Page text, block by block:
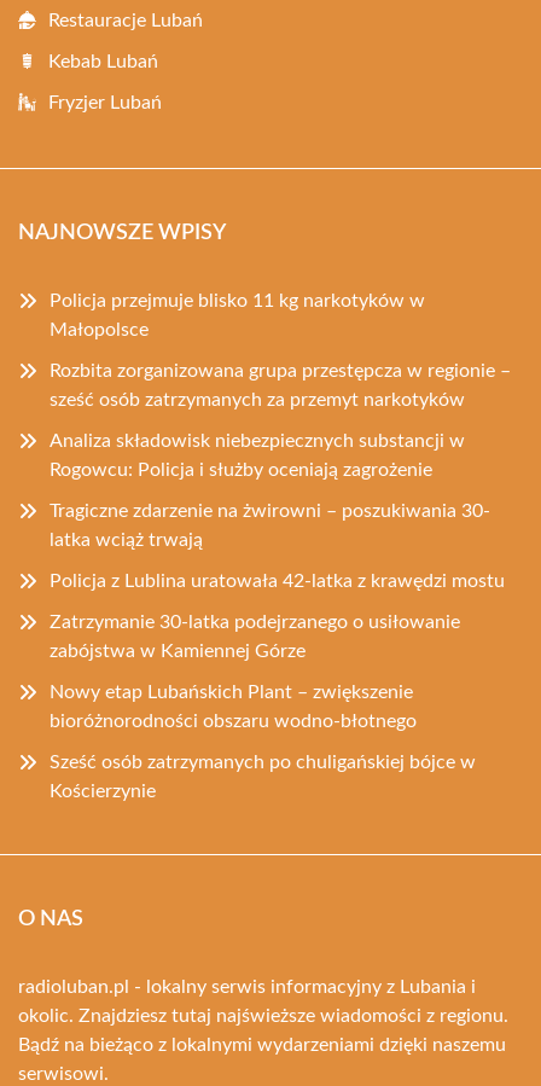
Restauracje Lubań
Kebab Lubań
Fryzjer Lubań
NAJNOWSZE WPISY
Policja przejmuje blisko 11 kg narkotyków w
Małopolsce
Rozbita zorganizowana grupa przestępcza w regionie –
sześć osób zatrzymanych za przemyt narkotyków
Analiza składowisk niebezpiecznych substancji w
Rogowcu: Policja i służby oceniają zagrożenie
Tragiczne zdarzenie na żwirowni – poszukiwania 30-
latka wciąż trwają
Policja z Lublina uratowała 42-latka z krawędzi mostu
Zatrzymanie 30-latka podejrzanego o usiłowanie
zabójstwa w Kamiennej Górze
Nowy etap Lubańskich Plant – zwiększenie
bioróżnorodności obszaru wodno-błotnego
Sześć osób zatrzymanych po chuligańskiej bójce w
Kościerzynie
O NAS
radioluban.pl - lokalny serwis informacyjny z Lubania i
okolic. Znajdziesz tutaj najświeższe wiadomości z regionu.
Bądź na bieżąco z lokalnymi wydarzeniami dzięki naszemu
serwisowi.